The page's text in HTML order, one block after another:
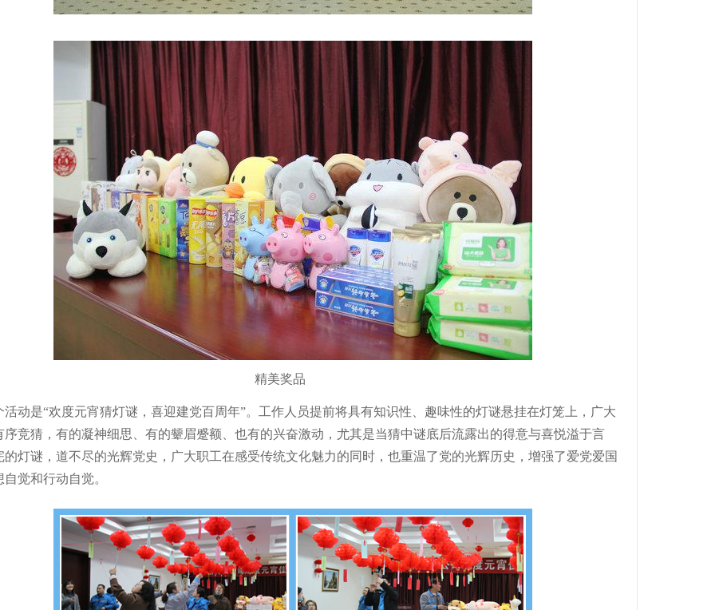
精美奖品
活动是“欢度元宵猜灯谜，喜迎建党百周年”。工作人员提前将具有知识性、趣味性的灯谜悬挂在灯笼上，广大
序竞猜，有的凝神细思、有的颦眉蹙额、也有的兴奋激动，尤其是当猜中谜底后流露出的得意与喜悦溢于言
的灯谜，道不尽的光辉党史，广大职工在感受传统文化魅力的同时，也重温了党的光辉历史，增强了爱党爱国
觉和行动自觉。